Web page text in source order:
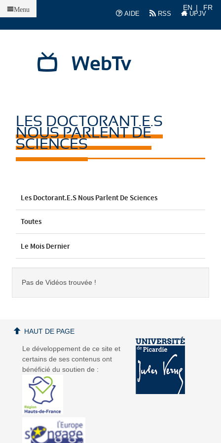
AIDE
RSS UPJV
EN FR
WebTv
Menu
LES DOCTORANT.E.S
NOUS PARLENT DE
SCIENCES
Les Doctorant.e.s Nous Parlent De Sciences
Toutes
Le Mois Dernier
Pas de Vidéos trouvée !
Le développement de ce site et
certains de ses contenus ont
bénéficié du soutien de :
HAUT DE PAGE